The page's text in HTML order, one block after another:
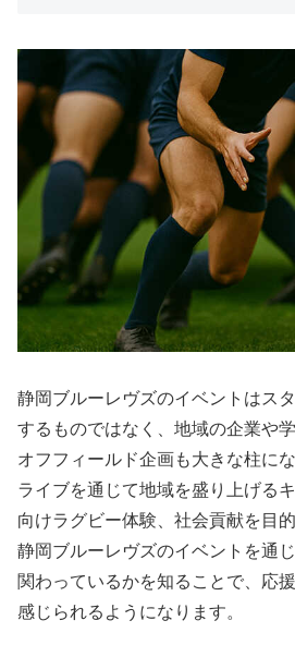
静岡ブルーレヴズのイベントはス
するものではなく、地域の企業や
オフフィールド企画も大きな柱に
ライブを通じて地域を盛り上げる
向けラグビー体験、社会貢献を目
静岡ブルーレヴズのイベントを通
関わっているかを知ることで、応
感じられるようになります。